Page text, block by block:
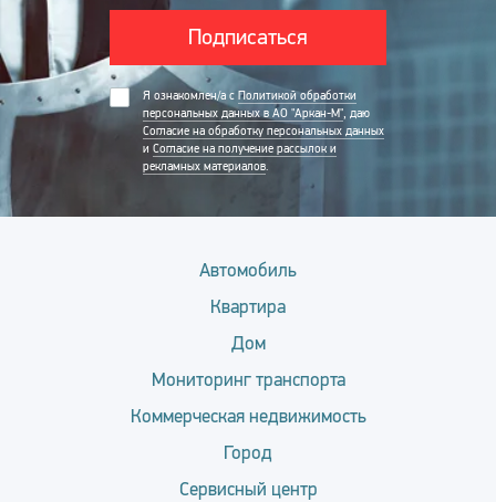
Подписаться
Я ознакомлен/а с Политикой обработки
персональных данных в АО "Аркан-М", даю
Согласие на обработку персональных данных
и Согласие на получение рассылок и
рекламных материалов.
Автомобиль
Квартира
Дом
Мониторинг транспорта
Коммерческая недвижимость
Город
Сервисный центр